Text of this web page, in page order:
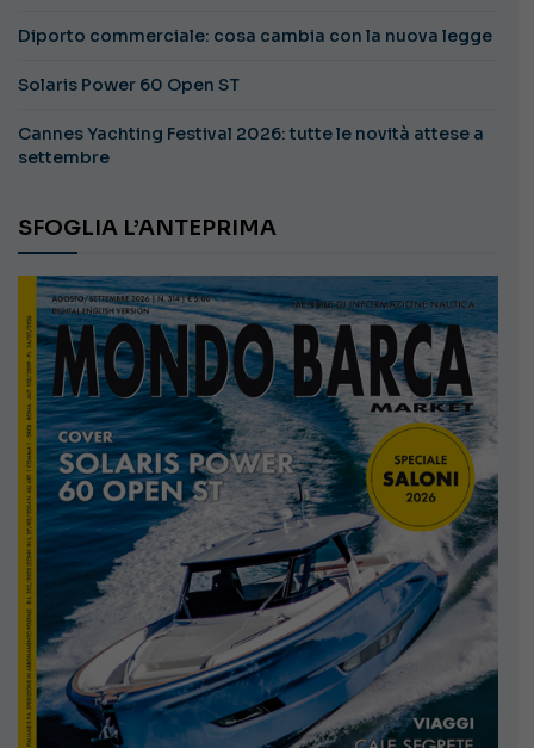
Diporto commerciale: cosa cambia con la nuova legge
Solaris Power 60 Open ST
Cannes Yachting Festival 2026: tutte le novità attese a
settembre
SFOGLIA L’ANTEPRIMA